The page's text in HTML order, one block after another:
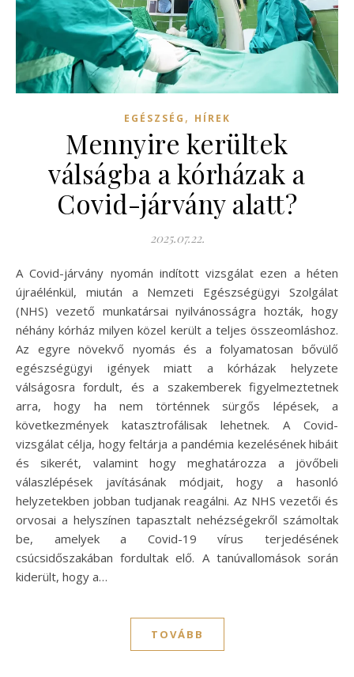
EGÉSZSÉG , HÍREK
Mennyire kerültek
válságba a kórházak a
Covid-járvány alatt?
2025.07.22.
A Covid-járvány nyomán indított vizsgálat ezen a héten
újraélénkül, miután a Nemzeti Egészségügyi Szolgálat
(NHS) vezető munkatársai nyilvánosságra hozták, hogy
néhány kórház milyen közel került a teljes összeomláshoz.
Az egyre növekvő nyomás és a folyamatosan bővülő
egészségügyi igények miatt a kórházak helyzete
válságosra fordult, és a szakemberek figyelmeztetnek
arra, hogy ha nem történnek sürgős lépések, a
következmények katasztrofálisak lehetnek. A Covid-
vizsgálat célja, hogy feltárja a pandémia kezelésének hibáit
és sikerét, valamint hogy meghatározza a jövőbeli
válaszlépések javításának módjait, hogy a hasonló
helyzetekben jobban tudjanak reagálni. Az NHS vezetői és
orvosai a helyszínen tapasztalt nehézségekről számoltak
be, amelyek a Covid-19 vírus terjedésének
csúcsidőszakában fordultak elő. A tanúvallomások során
kiderült, hogy a…
TOVÁBB